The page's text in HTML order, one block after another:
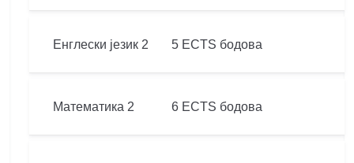
Енглески језик 2 5 ECTS бодова
Математика 2 6 ECTS бодова